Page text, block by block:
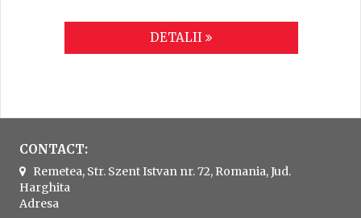
DETALII
CONTACT:
Remetea, Str. Szent Istvan nr. 72, Romania, Jud.
Harghita
Adresa